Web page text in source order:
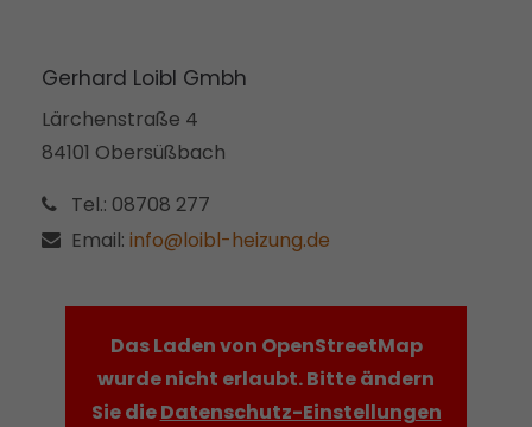
Gerhard Loibl Gmbh
Lärchenstraße 4
84101 Obersüßbach
Tel.: 08708 277
Email: info@loibl-heizung.de
Das Laden von OpenStreetMap
wurde nicht erlaubt. Bitte ändern
Sie dieDatenschutz-Einstellungen